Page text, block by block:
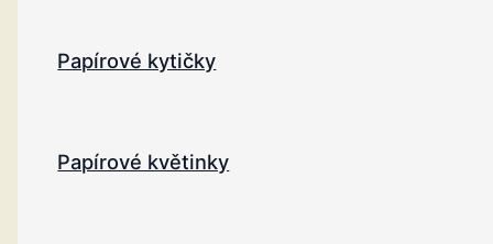
Papírové kytičky
Papírové květinky